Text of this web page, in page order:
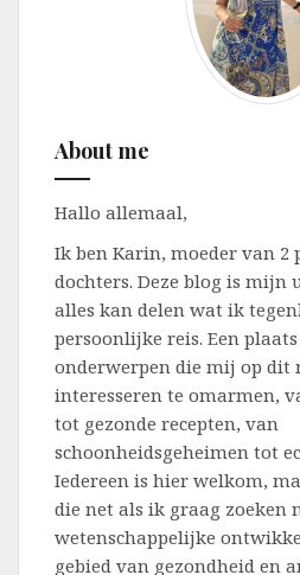
About me
Hallo allemaal,
Ik ben Karin, moeder van 2
dochters. Deze blog is
alles kan delen wat ik
persoonlijke reis. Een
onderwerpen die mij op dit
interesseren te omarmen,
tot gezonde recepten, van
schoonheidsgeheimen tot
Iedereen is hier welkom,
die net als ik graag zoeken
wetenschappelijke
gebied van gezondheid en